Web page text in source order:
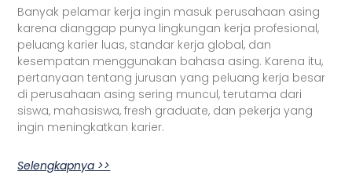
Banyak pelamar kerja ingin masuk perusahaan asing
karena dianggap punya lingkungan kerja profesional,
peluang karier luas, standar kerja global, dan
kesempatan menggunakan bahasa asing. Karena itu,
pertanyaan tentang jurusan yang peluang kerja besar
di perusahaan asing sering muncul, terutama dari
siswa, mahasiswa, fresh graduate, dan pekerja yang
ingin meningkatkan karier.
Selengkapnya >>